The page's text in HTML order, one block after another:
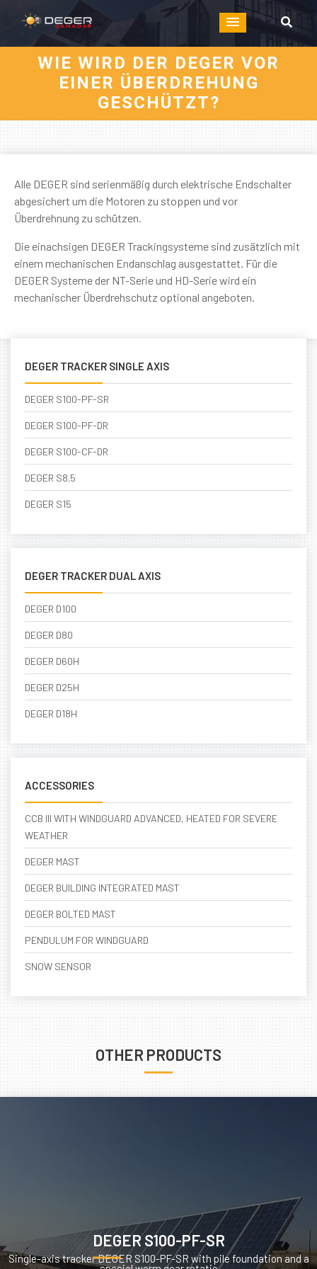
WIE WIRD DER DEGER VOR
EINER ÜBERDREHUNG
GESCHÜTZT?
Alle DEGER sind serienmäßig durch elektrische Endschalter
abgesichert um die Motoren zu stoppen und vor
Überdrehnung zu schützen.
Die einachsigen DEGER Trackingsysteme sind zusätzlich mit
einem mechanischen Endanschlag ausgestattet. Für die
DEGER Systeme der NT-Serie und HD-Serie wird ein
mechanischer Überdrehschutz optional angeboten.
DEGER TRACKER SINGLE AXIS
DEGER S100-PF-SR
DEGER S100-PF-DR
DEGER S100-CF-DR
DEGER S8.5
DEGER S15
DEGER TRACKER DUAL AXIS
DEGER D100
DEGER D80
DEGER D60H
DEGER D25H
DEGER D18H
ACCESSORIES
CCB III WITH WINDGUARD ADVANCED, HEATED FOR SEVERE
WEATHER
DEGER MAST
DEGER BUILDING INTEGRATED MAST
DEGER BOLTED MAST
PENDULUM FOR WINDGUARD
SNOW SENSOR
OTHER PRODUCTS
DEGER S100-PF-SR
Single-axis tracker DEGER S100-PF-SR with pile foundation and a